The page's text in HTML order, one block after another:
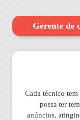
Gerente de
Cada técnico
possa ter
anúncios,